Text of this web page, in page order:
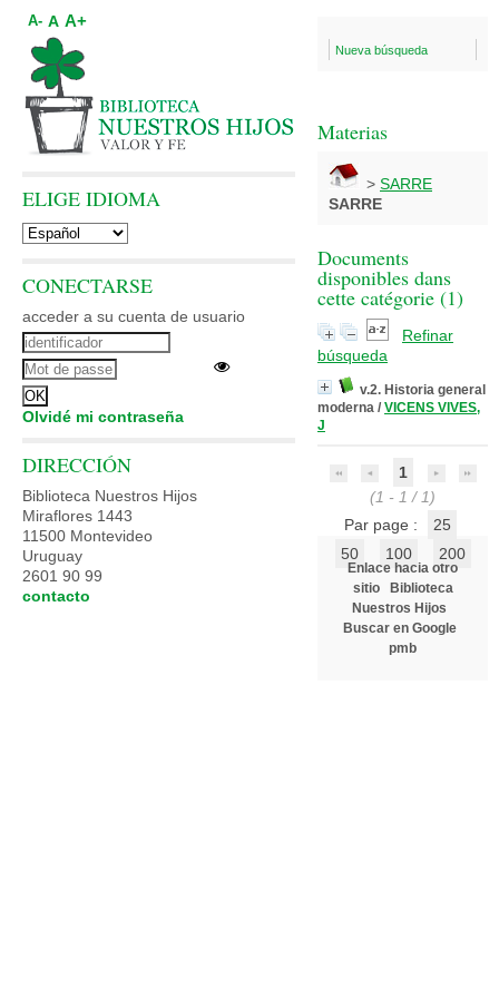
Nueva búsqueda
Materias
> SARRE
SARRE
Documents
disponibles dans
cette catégorie (1)
Refinar
búsqueda
v.2. Historia general
moderna / VICENS VIVES,
J
1
(1 - 1 / 1)
Par page :
25
50
100 200
Enlace hacia otro
sitio
Biblioteca
Nuestros Hijos
Buscar en Google
pmb
A- A A+
ELIGE IDIOMA
CONECTARSE
acceder a su cuenta de usuario
Olvidé mi contraseña
DIRECCIÓN
Biblioteca Nuestros Hijos
Miraflores 1443
11500 Montevideo
Uruguay
2601 90 99
contacto